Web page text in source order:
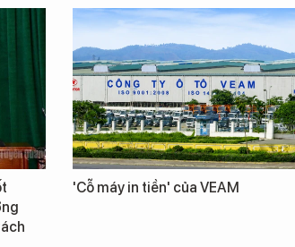
'Cỗ máy in tiền' của VEAM